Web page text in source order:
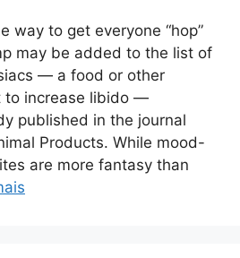
way to get everyone “hop”
may be added to the list of
— a food or other
to increase libido —
published in the journal
Products. While mood-
are more fantasy than